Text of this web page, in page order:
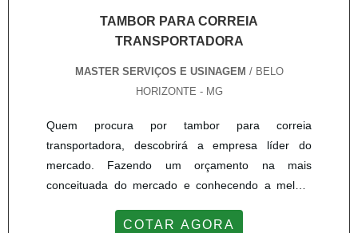
hidráulico com proteção. Ainda tratando-se de
recuperação cilindro hidráulico, deve-se descartar
com ótima qualidade e excelente custo-benefício,
detalhes que passam despercebidos e podem gerar
e Usinagem o objetivo é disponibilizar a tecnologia e
desenvolvimento no que gera resultado e qualidade
para os clientes. Além de contar com um time de
áreas de atuação.A EMPRESA ESPECIALISTA DO
TAMBOR PARA CORREIA
TRANSPORTADORA
MASTER SERVIÇOS E USINAGEM / BELO
HORIZONTE - MG
Quem procura por tambor para correia
transportadora, descobrirá a empresa líder do
mercado. Fazendo um orçamento na mais
conceituada do mercado e conhecendo a melhor
TAMBOR PARA CORREIA
COTAR AGORA